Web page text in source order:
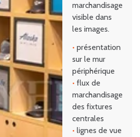
marchandisage
visible dans
les images.
• présentation
sur le mur
périphérique
• flux de
marchandisage
des fixtures
centrales
• lignes de vue